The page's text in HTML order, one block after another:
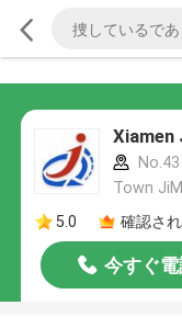
Xiamen
Town
5.0
確認さ
今すぐ